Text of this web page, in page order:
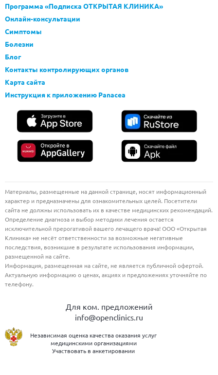
Программа «Подписка ОТКРЫТАЯ КЛИНИКА»
Онлайн-консультации
Симптомы
Болезни
Блог
Контакты контролирующих органов
Карта сайта
Инструкция к приложению Panacea
Материалы, размещенные на данной странице, носят информационный
характер и предназначены для ознакомительных целей. Посетители
сайта не должны использовать их в качестве медицинских рекомендаций.
Определение диагноза и выбор методики лечения остается
исключительной прерогативой вашего лечащего врача! ООО «Открытая
Клиника» не несёт ответственности за возможные негативные
последствия, возникшие в результате использования информации,
размещенной на сайте.
Информация, размещенная на сайте, не является публичной офертой.
Актуальную информацию о ценах, акциях и предложениях уточняйте по
телефону.
Для ком. предложений
info@openclinics.ru
Независимая оценка качества оказания услуг
медицинскими организациями
Участвовать в анкетировании